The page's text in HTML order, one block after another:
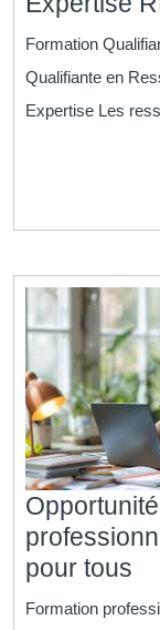
Formation
Qualifiante en
Expertise Les
pour tous
Formation